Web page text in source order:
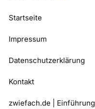
Startseite
Impressum
Datenschutzerklärung
Kontakt
zwiefach.de | Einführung